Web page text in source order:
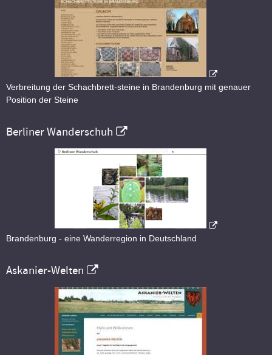
Verbreitung der Schachbrett-steine in Brandenburg mit genauer
Position der Steine
Berliner Wanderschuh
Brandenburg - eine Wanderregion in Deutschland
Askanier-Welten